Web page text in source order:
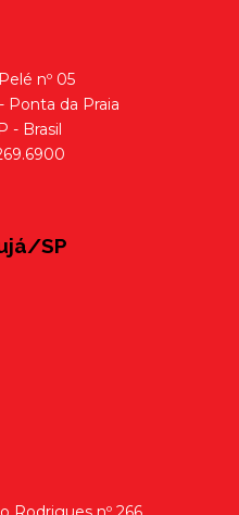
nº 05
Ponta da Praia
- Brasil
SP